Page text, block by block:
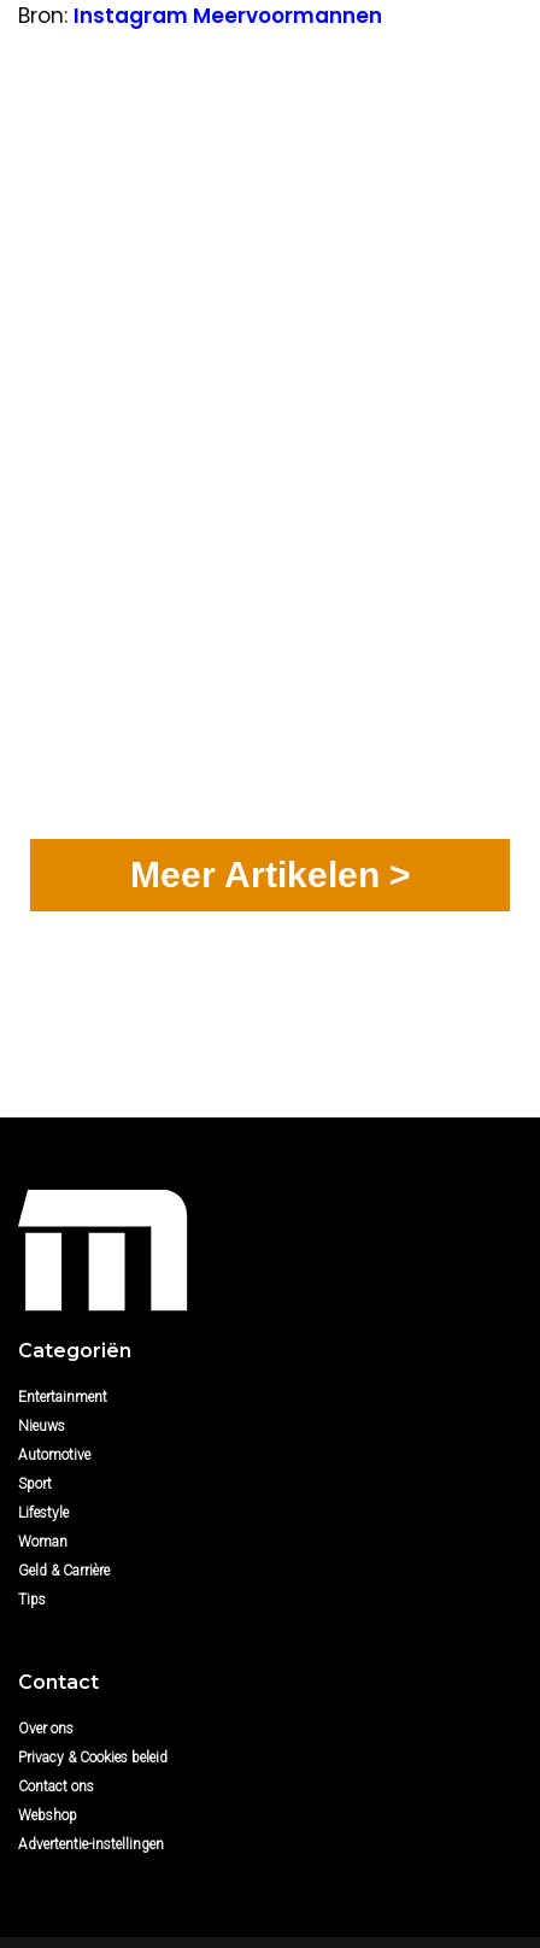
Bron: Instagram Meervoormannen
Meer Artikelen >
Categoriën
Entertainment
Nieuws
Automotive
Sport
Lifestyle
Woman
Geld & Carrière
Tips
Contact
Over ons
Privacy & Cookies beleid
Contact ons
Webshop
Advertentie-instellingen